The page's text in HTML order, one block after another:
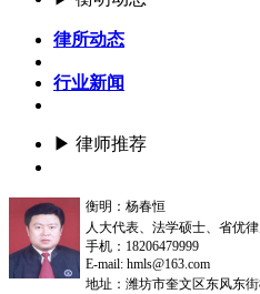
律所动态
行业新闻
▶ 律师推荐
衡明：杨春恒
人大代表、法学硕士、省优
手机：18206479999
E-mail: hmls@163.com
地址：潍坊市奎文区东风东